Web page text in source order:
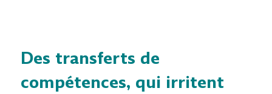
Des transferts de
compétences, qui irritent